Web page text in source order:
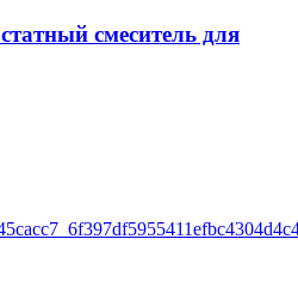
смеситель для